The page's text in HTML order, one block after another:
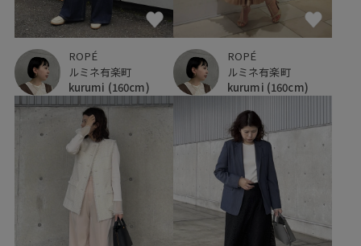
ROPÉ
ルミネ有楽町
kurumi (160cm)
ROPÉ
ルミネ有楽町
kurumi (160cm)